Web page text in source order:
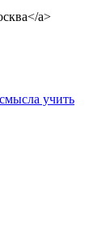
a>
учить